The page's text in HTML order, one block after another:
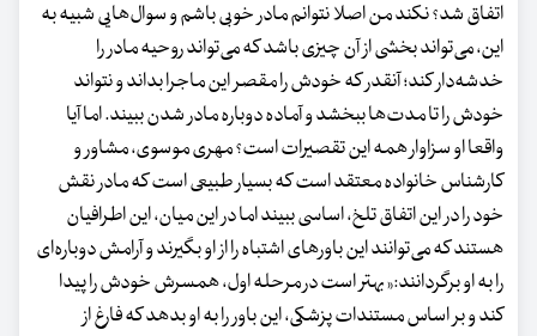
اتفاق شد؟ نکند من اصلا نتوانم مادر خوبی باشم و سوال‌هایی شبیه به
این، می‌تواند بخشی از آن چیزی باشد که می‌تواند روحیه مادر را
خدشه‌دار کند؛ آنقدر که خودش را مقصر این ماجرا بداند و نتواند
خودش را تا مدت‌ها ببخشد و آماده دوباره مادر شدن ببیند. اما آیا
واقعا او سزاوار همه این تقصیرات است؟ مهری موسوی، مشاور و
کارشناس خانواده معتقد است که بسیار طبیعی است که مادر نقش
خود را در این اتفاق تلخ، اساسی ببیند اما در این میان، این اطرافیان
هستند که می‌توانند این باورهای اشتباه را از او بگیرند و آرامش دوباره‌ای
را به او برگردانند:« بهتر است در مرحله اول، همسرش خودش را پیدا
کند و بر اساس مستندات پزشکی، این باور را به او بدهد که فارغ از